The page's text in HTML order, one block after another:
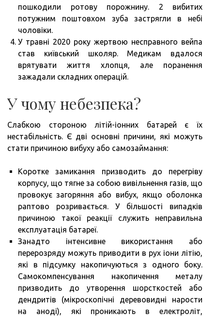
пошкодили ротову порожнину. 2 вибитих
потужним поштовхом зуба застрягли в небі
чоловіки.
У травні 2020 року жертвою несправного вейпа
став київський школяр. Медикам вдалося
врятувати життя хлопця, але поранення
зажадали складних операцій.
У чому небезпека?
Слабкою стороною літій-іонних батарей є їх
нестабільність. Є дві основні причини, які можуть
стати причиною вибуху або самозаймання:
Коротке замикання призводить до перегріву
корпусу, що тягне за собою вивільнення газів, що
провокує загоряння або вибух, якщо оболонка
раптово розривається. У більшості випадків
причиною такої реакції служить неправильна
експлуатація батареї.
Занадто інтенсивне використання або
перерозряду можуть приводити в рух іони літію,
які в підсумку накопичуються з одного боку.
Самокомпенсування накопичення металу
призводить до утворення шорсткостей або
дендритів (мікроскопічні деревовидні нарости
на аноді), які проникають в електроліт,